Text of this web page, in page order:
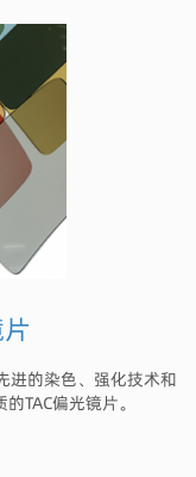
进的染色、强化技术和
TAC偏光镜片。